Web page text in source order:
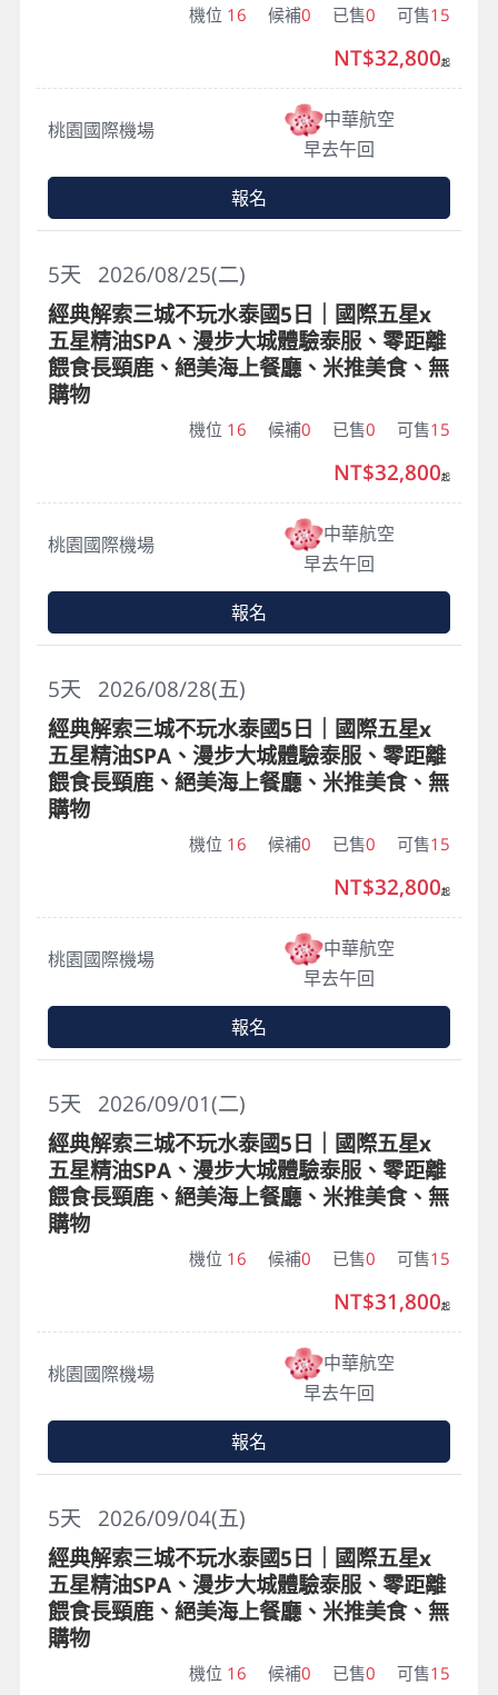
機位 16 候補0 已售0 可售15
桃園國際機場
中華航空
早去午回
NT$32,800起
報名
2026/08/25(二)
5天
經典解索三城不玩水泰國5日｜國際五星x
五星精油SPA、漫步大城體驗泰服、零距離
餵食長頸鹿、絕美海上餐廳、米推美食、無
購物
機位 16 候補0 已售0 可售15
桃園國際機場
中華航空
早去午回
NT$32,800起
報名
2026/08/28(五)
5天
經典解索三城不玩水泰國5日｜國際五星x
五星精油SPA、漫步大城體驗泰服、零距離
餵食長頸鹿、絕美海上餐廳、米推美食、無
購物
機位 16 候補0 已售0 可售15
桃園國際機場
中華航空
早去午回
NT$32,800起
報名
2026/09/01(二)
5天
經典解索三城不玩水泰國5日｜國際五星x
五星精油SPA、漫步大城體驗泰服、零距離
餵食長頸鹿、絕美海上餐廳、米推美食、無
購物
機位 16 候補0 已售0 可售15
桃園國際機場
中華航空
早去午回
NT$31,800起
報名
2026/09/04(五)
5天
經典解索三城不玩水泰國5日｜國際五星x
五星精油SPA、漫步大城體驗泰服、零距離
餵食長頸鹿、絕美海上餐廳、米推美食、無
購物
機位 16 候補0 已售0 可售15